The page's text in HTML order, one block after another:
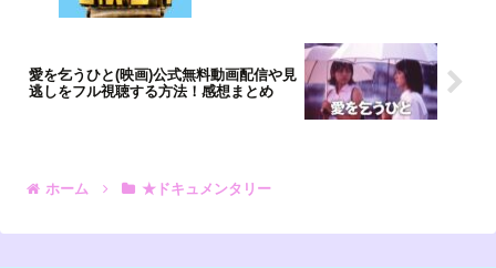
愛を乞うひと(映画)公式無料動画配信や見
逃しをフル視聴する方法！感想まとめ
ホーム ★ドキュメンタリー